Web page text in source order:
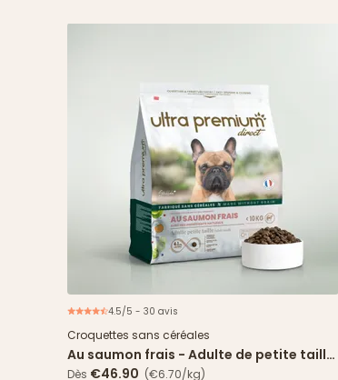
4.5/5 - 30 avis
Croquettes sans céréales
Au saumon frais - Adulte de petite taille
(<10kg)
Dès €46.90 (€6.70/kg)